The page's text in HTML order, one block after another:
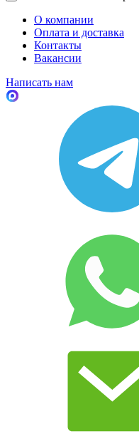
О компании
Оплата и доставка
Контакты
Вакансии
Написать нам